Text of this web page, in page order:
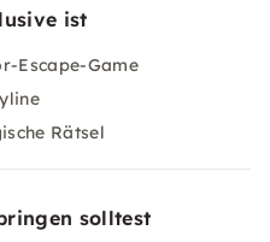
ist
Escape-Game
Rätsel
solltest